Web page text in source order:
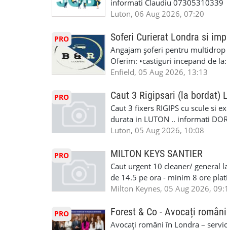
WhatsApp Text https://wa.link/
6HB
#AtelierAutoLondra
#RomanianGarageRepair
#RomanianMechanic
#MecaniciProfesionistiLondra
#mecanicmoldoveanlondra
informati Claudiu 07305310339
Luton, 06 Aug 2026, 07:20
PRO Soferi Curierat Londra si
Angajam șoferi pentru
Oferim: •castiguri incepand de
pentru cei platitori de VAT si
status obligatoriu •varsta
compania aplica pentru
•oferim: - training platit (3 zile-
nedeterminata. -full time/ part-
masinii). Acceptam cu permis
Enfield - Weybridge - Romford -
programari la interviu apelati
Enfield, 05 Aug 2026, 13:13
PRO Caut 3 Rigipsari (la bordat)
Caut 3 fixers RIGIPS cu scule si
durata in LUTON .. informati
Luton, 05 Aug 2026, 10:08
PRO MILTON KEYS SANTIER
Caut urgent 10 cleaner/ general
de 14.5 pe ora - minim 8 ore
la Amazon. Munca este usoara,
SAPTAMANALA Contact: +44
interesati
Milton Keynes, 05 Aug 2026,
PRO Forest & Co - Avocați
Avocați români în Londra –